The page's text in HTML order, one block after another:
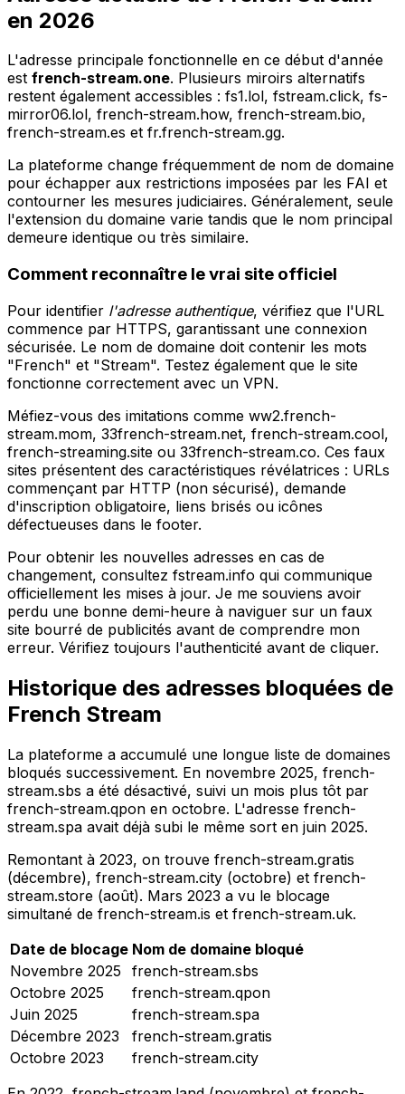
en 2026
L'adresse principale fonctionnelle en ce début d'année
est french-stream.one. Plusieurs miroirs alternatifs
restent également accessibles : fs1.lol, fstream.click, fs-
mirror06.lol, french-stream.how, french-stream.bio,
french-stream.es et fr.french-stream.gg.
La plateforme change fréquemment de nom de domaine
pour échapper aux restrictions imposées par les FAI et
contourner les mesures judiciaires. Généralement, seule
l'extension du domaine varie tandis que le nom principal
demeure identique ou très similaire.
Comment reconnaître le vrai site officiel
Pour identifier l'adresse authentique, vérifiez que l'URL
commence par HTTPS, garantissant une connexion
sécurisée. Le nom de domaine doit contenir les mots
"French" et "Stream". Testez également que le site
fonctionne correctement avec un VPN.
Méfiez-vous des imitations comme ww2.french-
stream.mom, 33french-stream.net, french-stream.cool,
french-streaming.site ou 33french-stream.co. Ces faux
sites présentent des caractéristiques révélatrices : URLs
commençant par HTTP (non sécurisé), demande
d'inscription obligatoire, liens brisés ou icônes
défectueuses dans le footer.
Pour obtenir les nouvelles adresses en cas de
changement, consultez fstream.info qui communique
officiellement les mises à jour. Je me souviens avoir
perdu une bonne demi-heure à naviguer sur un faux
site bourré de publicités avant de comprendre mon
erreur. Vérifiez toujours l'authenticité avant de cliquer.
Historique des adresses bloquées de
French Stream
La plateforme a accumulé une longue liste de domaines
bloqués successivement. En novembre 2025, french-
stream.sbs a été désactivé, suivi un mois plus tôt par
french-stream.qpon en octobre. L'adresse french-
stream.spa avait déjà subi le même sort en juin 2025.
Remontant à 2023, on trouve french-stream.gratis
(décembre), french-stream.city (octobre) et french-
stream.store (août). Mars 2023 a vu le blocage
simultané de french-stream.is et french-stream.uk.
Date de blocage Nom de domaine bloqué
Novembre 2025
french-stream.sbs
Octobre 2025
french-stream.qpon
Juin 2025
french-stream.spa
Décembre 2023
french-stream.gratis
Octobre 2023
french-stream.city